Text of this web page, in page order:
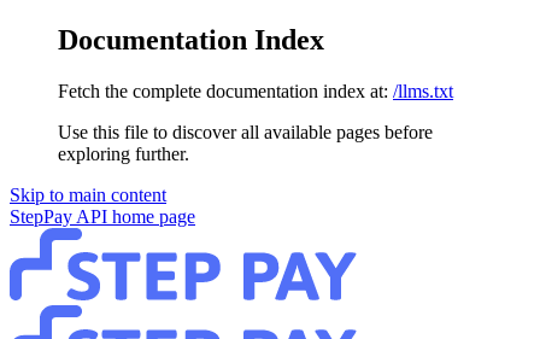
Documentation Index
Fetch the complete documentation index at: /llms.txt
Use this file to discover all available pages before
exploring further.
Skip to main content
StepPay API home page